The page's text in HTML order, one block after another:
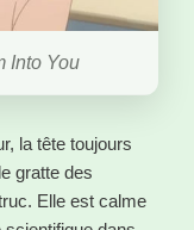
Into You
la tête toujours
gratte des
Elle est calme